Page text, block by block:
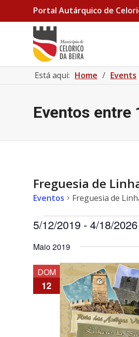
Portal Autárquico de
Está aqui: Home / Events
Eventos entre
Freguesia de
Eventos Freguesia de
Eventos
5/12/2019 - 4/18/2026
a
data.
Maio 2019
DOM
12